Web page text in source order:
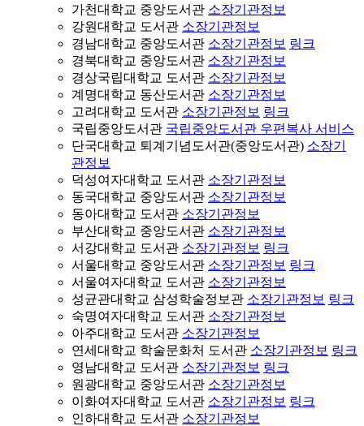
가천대학교 중앙도서관 소장기관정보
강원대학교 도서관 소장기관정보
경남대학교 중앙도서관 소장기관정보 링크
경북대학교 중앙도서관 소장기관정보
경상국립대학교 도서관 소장기관정보
계명대학교 동산도서관 소장기관정보
고려대학교 도서관 소장기관정보 링크
국립중앙도서관 국립중앙도서관 우편복사 서비스
단국대학교 퇴계기념도서관(중앙도서관) 소장기
관정보
덕성여자대학교 도서관 소장기관정보
동국대학교 중앙도서관 소장기관정보
동아대학교 도서관 소장기관정보
부산대학교 중앙도서관 소장기관정보
서강대학교 도서관 소장기관정보 링크
서울대학교 중앙도서관 소장기관정보 링크
서울여자대학교 도서관 소장기관정보
성균관대학교 삼성학술정보관 소장기관정보 링크
숙명여자대학교 도서관 소장기관정보
아주대학교 도서관 소장기관정보
연세대학교 학술문화처 도서관 소장기관정보 링크
영남대학교 도서관 소장기관정보 링크
원광대학교 중앙도서관 소장기관정보
이화여자대학교 도서관 소장기관정보 링크
인하대학교 도서관 소장기관정보